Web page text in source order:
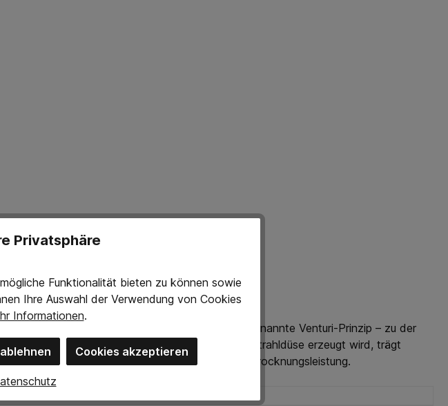
deutlich verkürzen. Sie nutzt das sogenannte Venturi-Prinzip – zu der
Luftstrom, der in der Injektorzone der Breitstrahldüse erzeugt wird, trägt
marktüblichen Modellen eine ca. 15 % höhere Trocknungsleistung.
Privatsphäre
Funktionalität bieten zu können sowie
Ihre Auswahl der Verwendung von Cookies
Informationen.
Cookies akzeptieren